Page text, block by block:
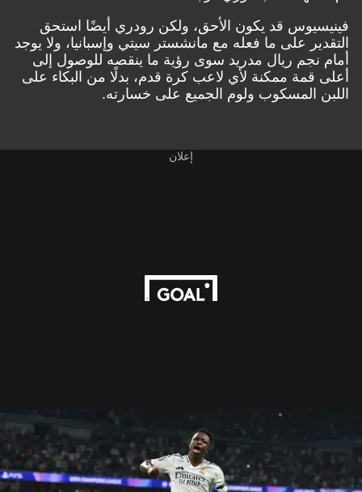
فينيسيوس قد يكون الأحق، ولكن رودري أيضًا استحق
التقدير على ما فعله مع مانشستر سيتي وإسبانيا، ولا يوجد
أمام نجم ريال مدريد سوى رؤية ما ينقصه للوصول إلى
أعلى قمة ممكنة لأي لاعب كرة قدم، بدلًا من البكاء على
اللبن المسكوب ولوم الجميع على خسارته.
إعلان